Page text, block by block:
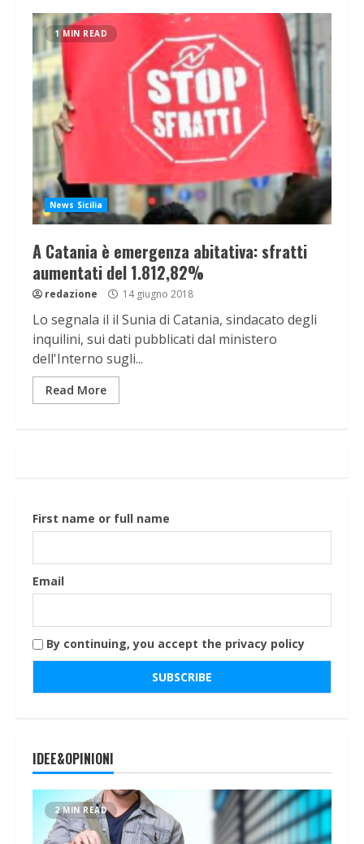
1 MIN READ
News Sicilia
A Catania è emergenza abitativa: sfratti
aumentati del 1.812,82%
redazione 14 giugno 2018
Lo segnala il il Sunia di Catania, sindacato degli
inquilini, sui dati pubblicati dal ministero
dell'Interno sugli...
Read More
First name or full name
Email
By continuing, you accept the privacy policy
IDEE&OPINIONI
2 MIN READ